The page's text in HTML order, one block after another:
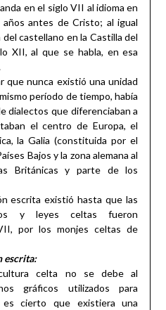
en el siglo VII al idioma en
antes de Cristo; al igual
castellano en la Castilla del
XII, al que se habla, en esa
que nunca existió una unidad
período de tiempo, había
dialectos que diferenciaban a
el centro de Europa, el
la Galia (constituida por el
Bajos y la zona alemana al
Británicas y parte de los
escrita existió hasta que las
y leyes celtas fueron
por los monjes celtas de
escrita:
celta no se debe al
gráficos utilizados para
es cierto que existiera una